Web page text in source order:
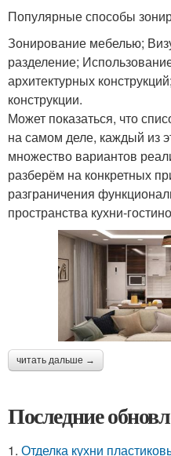
Популярные способы
Зонирование мебелью;
разделение;
архитектурных
конструкции.
Может показаться, что
на самом деле, каждый из
множество вариантов
разберём на конкретных
разграничения
пространства кухни-
читать дальше →
Последние
1. Отделка кухни